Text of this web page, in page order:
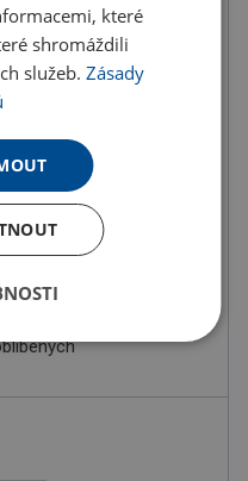
Možnosti doručení »
které
shromáždili
služeb.Zásady